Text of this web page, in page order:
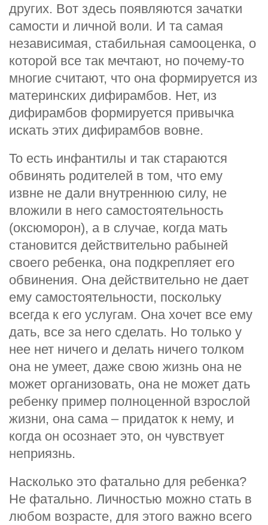
других. Вот здесь появляются зачатки
самости и личной воли. И та самая
независимая, стабильная самооценка, о
которой все так мечтают, но почему-то
многие считают, что она формируется из
материнских дифирамбов. Нет, из
дифирамбов формируется привычка
искать этих дифирамбов вовне.
То есть инфантилы и так стараются
обвинять родителей в том, что ему
извне не дали внутреннюю силу, не
вложили в него самостоятельность
(оксюморон), а в случае, когда мать
становится действительно рабыней
своего ребенка, она подкрепляет его
обвинения. Она действительно не дает
ему самостоятельности, поскольку
всегда к его услугам. Она хочет все ему
дать, все за него сделать. Но только у
нее нет ничего и делать ничего толком
она не умеет, даже свою жизнь она не
может организовать, она не может дать
ребенку пример полноценной взрослой
жизни, она сама – придаток к нему, и
когда он осознает это, он чувствует
неприязнь.
Насколько это фатально для ребенка?
Не фатально. Личностью можно стать в
любом возрасте, для этого важно всего